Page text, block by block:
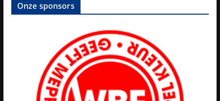
Onze sponsors